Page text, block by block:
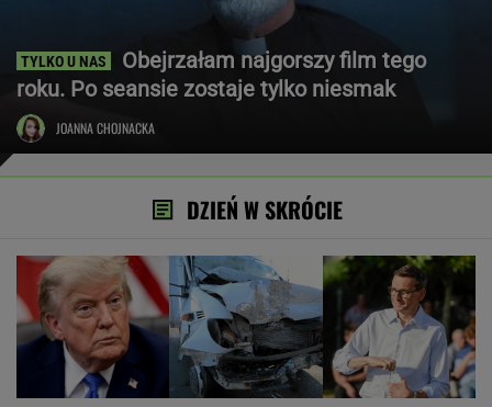
Obejrzałam najgorszy film tego
roku. Po seansie zostaje tylko niesmak
JOANNA CHOJNACKA
DZIEŃ W SKRÓCIE